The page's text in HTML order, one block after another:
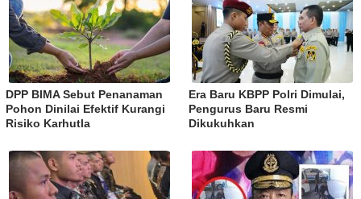
DPP BIMA Sebut Penanaman
Pohon Dinilai Efektif Kurangi
Risiko Karhutla
Era Baru KBPP Polri Dimulai,
Pengurus Baru Resmi
Dikukuhkan